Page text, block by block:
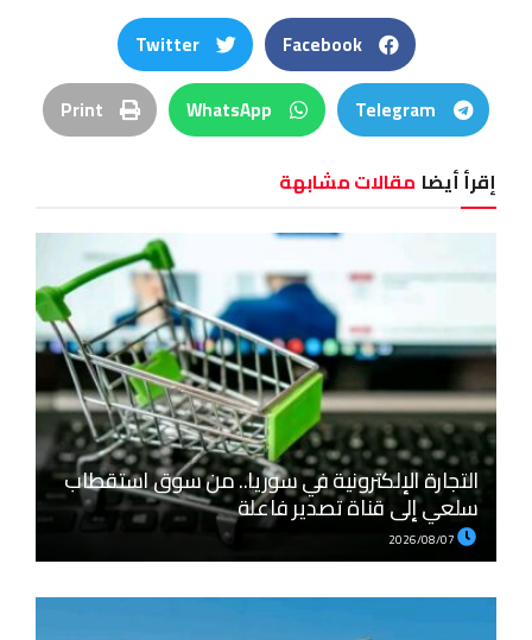
Facebook
Twitter
Telegram
WhatsApp
Print
إقرأ أيضا مقالات مشابهة
التجارة الإلكترونية في سوريا.. من سوق استقطاب
سلعي إلى قناة تصدير فاعلة